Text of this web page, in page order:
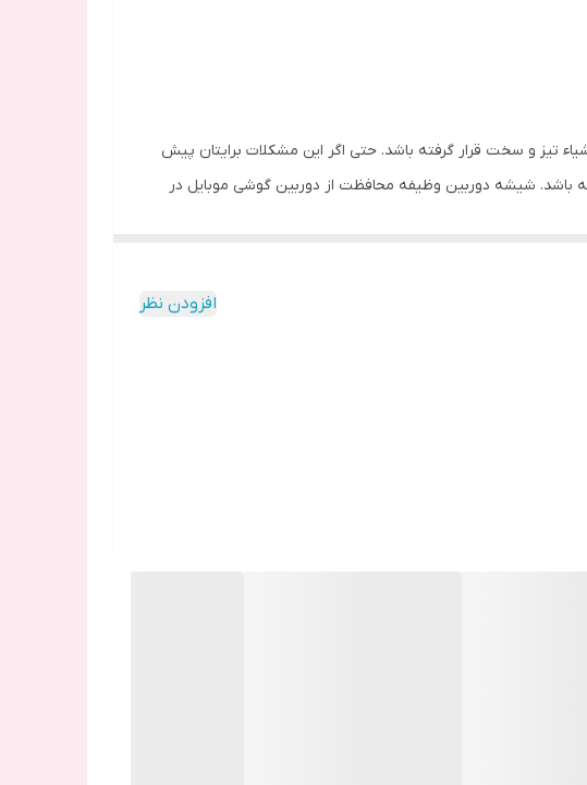
تیز و سخت قرار گرفته باشد. حتی اگر این مشکلات برایتان پیش
باشد. شیشه دوربین وظیفه محافظت از دوربین گوشی موبایل در
موبایلتان تهیه نکنید موجب آسیب دیدگی سریع آن و در نتیجه
افزودن نظر